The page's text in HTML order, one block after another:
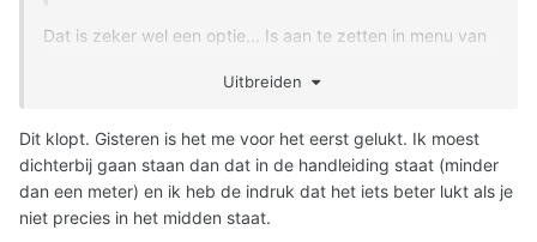
Dat is zeker wel een optie... Is aan te zetten in menu van
Uitbreiden
Dit klopt. Gisteren is het me voor het eerst gelukt. Ik moest
dichterbij gaan staan dan dat in de handleiding staat (minder
dan een meter) en ik heb de indruk dat het iets beter lukt als je
niet precies in het midden staat.